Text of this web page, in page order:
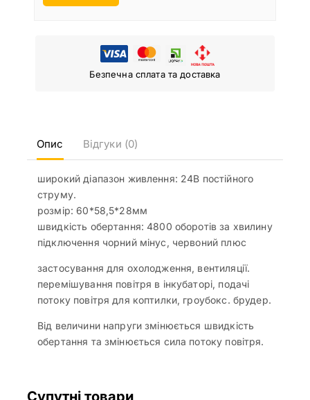
Безпечна сплата та доставка
Опис Відгуки (0)
широкий діапазон живлення: 24В постійного
струму.
розмір: 60*58,5*28мм
швидкість обертання: 4800 оборотів за хвилину
підключення чорний мінус, червоний плюс
застосування для охолодження, вентиляції.
перемішування повітря в інкубаторі, подачі
потоку повітря для коптилки, гроубокс. брудер.
Від величини напруги змінюється швидкість
обертання та змінюється сила потоку повітря.
Супутні товари